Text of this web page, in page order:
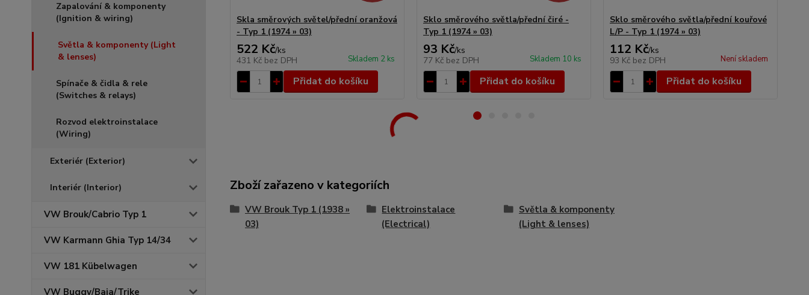
Zapalování & komponenty
(Ignition & wiring)
Světla & komponenty (Light
& lenses)
Spínače & čidla & rele
(Switches & relays)
Rozvod elektroinstalace
(Wiring)
Exteriér (Exterior)
Interiér (Interior)
VW Brouk/Cabrio Typ 1
VW Karmann Ghia Typ 14/34
VW 181 Kübelwagen
VW Buggy/Baja/Trike
Skla směrových světel/přední oranžová
- Typ 1 (1974 » 03)
522 Kč/ks
431 Kč bez DPH Skladem 2 ks
Přidat do košíku
Sklo směrového světla/přední čiré -
Typ 1 (1974 » 03)
93 Kč/ks
77 Kč bez DPH Skladem 10 ks
Přidat do košíku
Sklo směrového světla/přední kouřové
L/P - Typ 1 (1974 » 03)
112 Kč/ks
93 Kč bez DPH Není skladem
Přidat do košíku
Zboží zařazeno v kategoriích
VW Brouk Typ 1 (1938 »
03)
Elektroinstalace
(Electrical)
Světla & komponenty
(Light & lenses)